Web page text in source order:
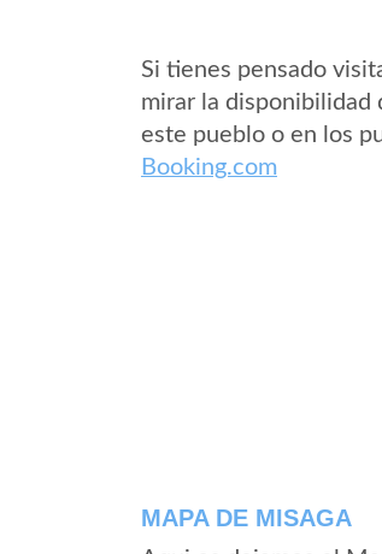
Si tienes pensado
mirar la disponibilidad
este pueblo o en los
Booking.com
MAPA DE MISAGA